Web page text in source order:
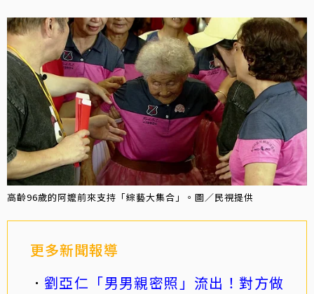
高齡96歲的阿嬤前來支持「綜藝大集合」。圖／民視提供
更多新聞報導
劉亞仁「男男親密照」流出！對方做